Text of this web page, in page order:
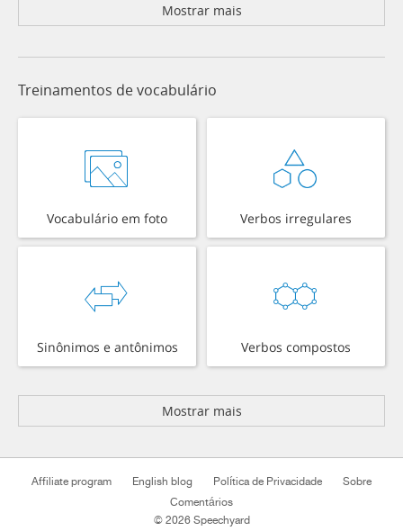
Mostrar mais
Treinamentos de vocabulário
Vocabulário em foto Verbos irregulares
Sinônimos e antônimos Verbos compostos
Mostrar mais
Affiliate program English blog Política de Privacidade
Sobre
Comentários
© 2026 Speechyard